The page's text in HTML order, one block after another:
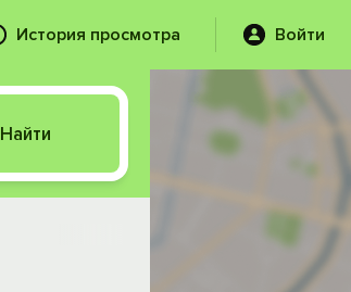
История просмотра Войти
Найти